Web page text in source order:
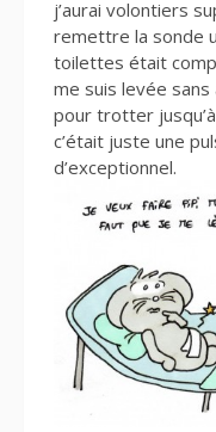
j’aurai volontiers
remettre la sonde
toilettes était
me suis levée sans
pour trotter
c’était juste une
d’exceptionnel.